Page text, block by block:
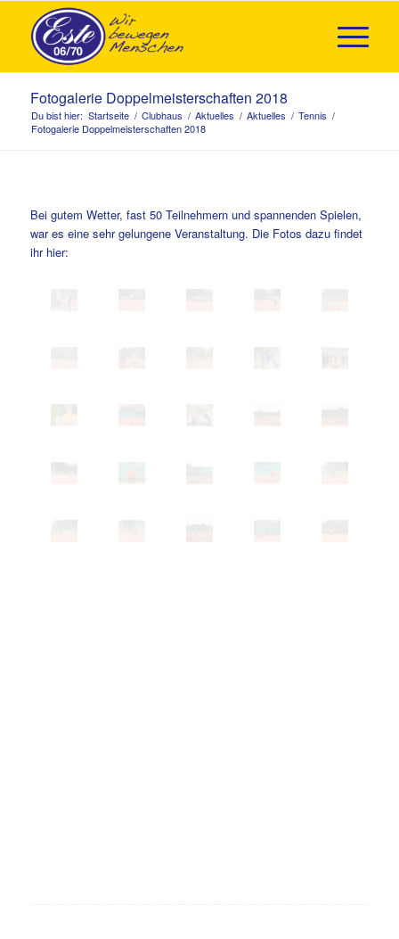
Fotogalerie Doppelmeisterschaften 2018
Du bist hier: Startseite / Clubhaus / Aktuelles / Aktuelles / Tennis /
Fotogalerie Doppelmeisterschaften 2018
Bei gutem Wetter, fast 50 Teilnehmern und spannenden Spielen,
war es eine sehr gelungene Veranstaltung. Die Fotos dazu findet
ihr hier: